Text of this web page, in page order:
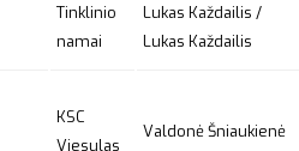
Tinklinio
namai
Lukas Každailis /
Lukas Každailis
KSC
Viesulas
Valdonė Šniaukienė